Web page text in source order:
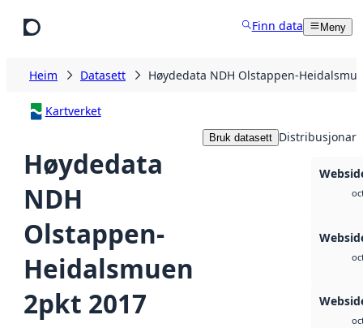
Finn data Meny
Heim Datasett Høydedata NDH Olstappen-
Kartverket
Høydedata
NDH
Olstappen-
Heidalsmuen
2pkt 2017
Bruk datasett Distribusjonar